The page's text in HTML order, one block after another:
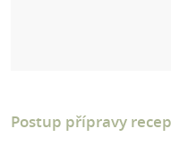
Postup přípravy